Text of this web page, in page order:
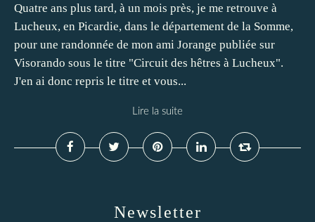
Quatre ans plus tard, à un mois près, je me retrouve à
Lucheux, en Picardie, dans le département de la Somme,
pour une randonnée de mon ami Jorange publiée sur
Visorando sous le titre "Circuit des hêtres à Lucheux".
J'en ai donc repris le titre et vous...
Lire la suite
Newsletter